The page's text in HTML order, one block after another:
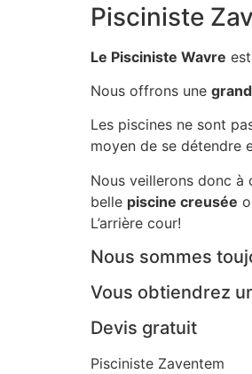
Pisciniste
Le Pisciniste Wavre
Nous offrons une
Les piscines ne sont
moyen de se détendre
Nous veillerons donc
belle piscine creusée
L’arrière cour!
Nous sommes
Vous obtiendrez
Devis gratuit
Pisciniste Zaventem